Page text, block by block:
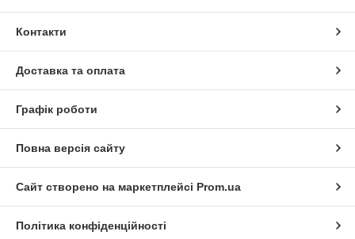
Контакти
Доставка та оплата
Графік роботи
Повна версія сайту
Сайт створено на маркетплейсі Prom.ua
Політика конфіденційності